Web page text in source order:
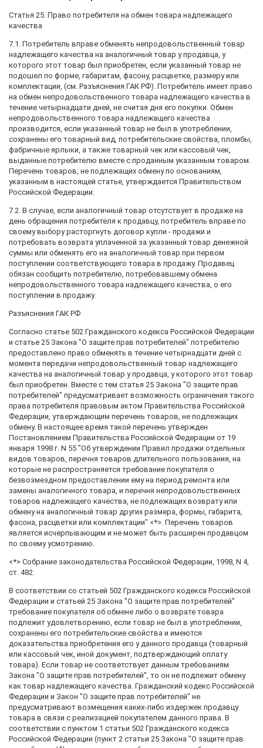
Статья 25. Право потребителя на обмен товара надлежащего
качества
7.1. Потребитель вправе обменять непродовольственный товар
надлежащего качества на аналогичный товар у продавца, у
которого этот товар был приобретен, если указанный товар не
подошел по форме, габаритам, фасону, расцветке, размеру или
комплектации, (см. Разъяснения ГАК РФ). Потребитель имеет право
на обмен непродовольственного товара надлежащего качества в
течение четырнадцати дней, не считая дня его покупки. Обмен
непродовольственного товара надлежащего качества
производится, если указанный товар не был в употреблении,
сохранены его товарный вид, потребительские свойства, пломбы,
фабричные ярлыки, а также товарный чек или кассовый чек,
выданные потребителю вместе с проданным указанным товаром.
Перечень товаров, не подлежащих обмену по основаниям,
указанным в настоящей статье, утверждается Правительством
Российской Федерации.
7.2. В случае, если аналогичный товар отсутствует в продаже на
день обращения потребителя к продавцу, потребитель вправе по
своему выбору расторгнуть договор купли - продажи и
потребовать возврата уплаченной за указанный товар денежной
суммы или обменять его на аналогичный товар при первом
поступлении соответствующего товара в продажу. Продавец
обязан сообщить потребителю, потребовавшему обмена
непродовольственного товара надлежащего качества, о его
поступлении в продажу.
Разъяснения ГАК РФ
Согласно статье 502 Гражданского кодекса Российской Федерации
и статье 25 Закона "О защите прав потребителей" потребителю
предоставлено право обменять в течение четырнадцати дней с
момента передачи непродовольственный товар надлежащего
качества на аналогичный товар у продавца, у которого этот товар
был приобретен. Вместе с тем статья 25 Закона "О защите прав
потребителей" предусматривает возможность ограничения такого
права потребителя правовым актом Правительства Российской
Федерации, утверждающим перечень товаров, не подлежащих
обмену. В настоящее время такой перечень утвержден
Постановлением Правительства Российской Федерации от 19
января 1998 г. N 55 "Об утверждении Правил продажи отдельных
видов товаров, перечня товаров длительного пользования, на
которые не распространяется требование покупателя о
безвозмездном предоставлении ему на период ремонта или
замены аналогичного товара, и перечня непродовольственных
товаров надлежащего качества, не подлежащих возврату или
обмену на аналогичный товар других размера, формы, габарита,
фасона, расцветки или комплектации" <*>. Перечень товаров
является исчерпывающим и не может быть расширен продавцом
по своему усмотрению.
<*> Собрание законодательства Российской Федерации, 1998, N 4,
ст. 482.
В соответствии со статьей 502 Гражданского кодекса Российской
Федерации и статьей 25 Закона "О защите прав потребителей"
требование покупателя об обмене либо о возврате товара
подлежит удовлетворению, если товар не был в употреблении,
сохранены его потребительские свойства и имеются
доказательства приобретения его у данного продавца (товарный
или кассовый чек, иной документ, подтверждающий оплату
товара). Если товар не соответствует данным требованиям
Закона "О защите прав потребителей", то он не подлежит обмену
как товар надлежащего качества. Гражданский кодекс Российской
Федерации и Закон "О защите прав потребителей" не
предусматривают возмещения каких-либо издержек продавцу
товара в связи с реализацией покупателем данного права. В
соответствии с пунктом 1 статьи 502 Гражданского кодекса
Российской Федерации (пункт 2 статьи 25 Закона "О защите прав